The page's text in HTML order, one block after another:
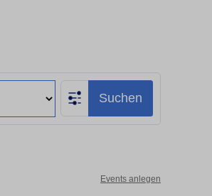
Suchen
Events anlegen